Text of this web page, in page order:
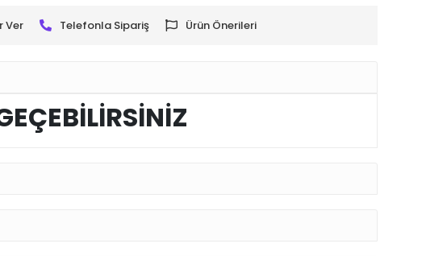
Ver Telefonla Sipariş Ürün Önerileri